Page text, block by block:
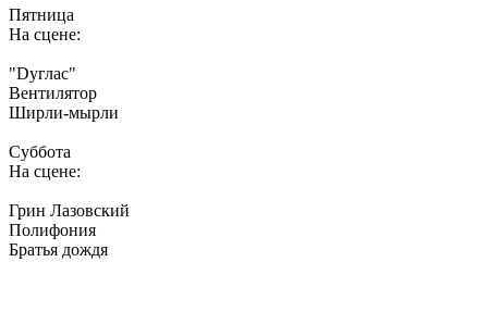
Пятница
На сцене:
"Dуглас"
Вентилятор
Ширли-мырли
Суббота
На сцене:
Грин Лазовский
Полифония
Братья дождя